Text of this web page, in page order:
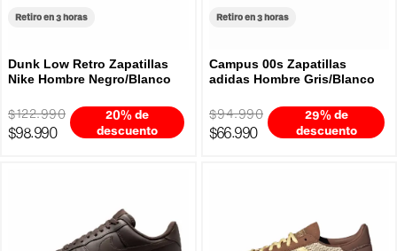
Retiro en 3 horas
Dunk Low Retro Zapatillas
Nike Hombre Negro/Blanco
$122.990
$98.990
20% de
descuento
Retiro en 3 horas
Campus 00s Zapatillas
adidas Hombre Gris/Blanco
$94.990
$66.990
29% de
descuento